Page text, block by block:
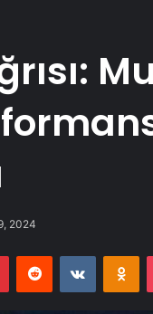
2024
PinterestReddit VKontakte